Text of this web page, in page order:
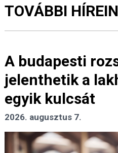
TOVÁBBI
A budapesti
jelenthetik a
egyik kulcsát
2026. augusztus 7.